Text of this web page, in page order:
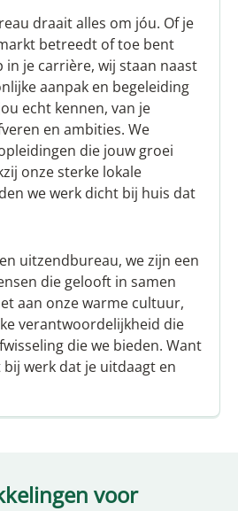
draait alles om jóu. Of je
betreedt of toe bent
in je carrière, wij staan naast
aanpak en begeleiding
echt kennen, van je
en ambities. We
die jouw groei
onze sterke lokale
we werk dicht bij huis dat
uitzendbureau, we zijn een
die gelooft in samen
aan onze warme cultuur,
verantwoordelijkheid die
die we bieden. Want
werk dat je uitdaagt en
voor